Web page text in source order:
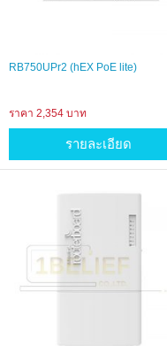
RB750UPr2 (hEX PoE lite)
ราคา 2,354 บาท
รายละเอียด